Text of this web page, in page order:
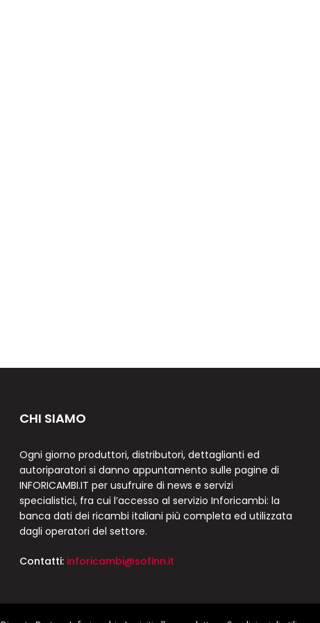
CHI SIAMO
Ogni giorno produttori, distributori, dettaglianti ed
autoriparatori si danno appuntamento sulle pagine di
INFORICAMBI.IT per usufruire di news e servizi
specialistici, fra cui l’accesso al servizio Inforicambi: la
banca dati dei ricambi italiani più completa ed utilizzata
dagli operatori del settore.
Contatti: inforicambi@sofinn.it